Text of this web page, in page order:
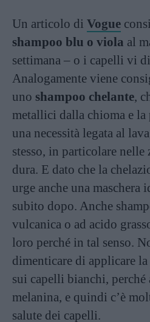
Un articolo di Vogue
shampoo blu o viola al
settimana – o i capelli vi
Analogamente viene
uno shampoo chelante,
metallici dalla chioma e
una necessità legata al
stesso, in particolare nelle
dura. E dato che la
urge anche una maschera
subito dopo. Anche
vulcanica o ad acido
loro perché in tal senso.
dimenticare di applicare la
sui capelli bianchi, perché
melanina, e quindi c’è
salute dei capelli.